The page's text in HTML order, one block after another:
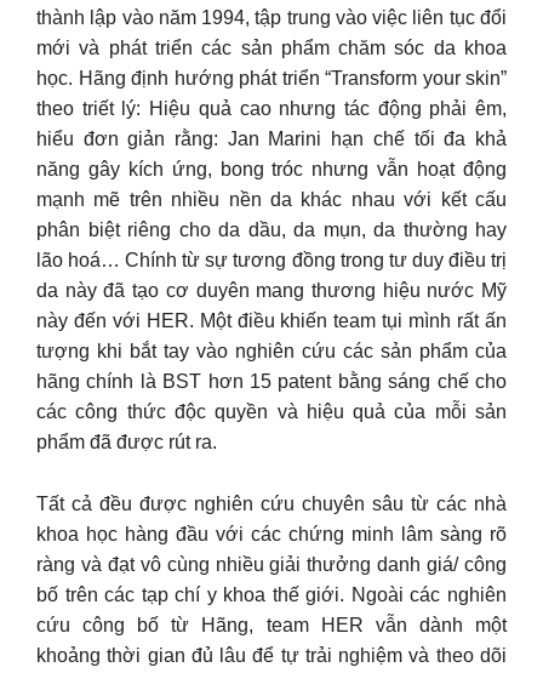
thành lập vào năm 1994, tập trung vào việc liên tục đổi
mới và phát triển các sản phẩm chăm sóc da khoa
học. Hãng định hướng phát triển “Transform your skin”
theo triết lý: Hiệu quả cao nhưng tác động phải êm,
hiểu đơn giản rằng: Jan Marini hạn chế tối đa khả
năng gây kích ứng, bong tróc nhưng vẫn hoạt động
mạnh mẽ trên nhiều nền da khác nhau với kết cấu
phân biệt riêng cho da dầu, da mụn, da thường hay
lão hoá… Chính từ sự tương đồng trong tư duy điều trị
da này đã tạo cơ duyên mang thương hiệu nước Mỹ
này đến với HER. Một điều khiến team tụi mình rất ấn
tượng khi bắt tay vào nghiên cứu các sản phẩm của
hãng chính là BST hơn 15 patent bằng sáng chế cho
các công thức độc quyền và hiệu quả của mỗi sản
phẩm đã được rút ra.
Tất cả đều được nghiên cứu chuyên sâu từ các nhà
khoa học hàng đầu với các chứng minh lâm sàng rõ
ràng và đạt vô cùng nhiều giải thưởng danh giá/ công
bố trên các tạp chí y khoa thế giới. Ngoài các nghiên
cứu công bố từ Hãng, team HER vẫn dành một
khoảng thời gian đủ lâu để tự trải nghiệm và theo dõi